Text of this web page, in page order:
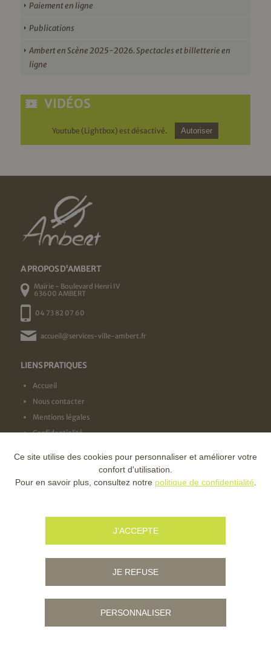
Paiement en ligne
Publications
Ambert en Scène 2025-2026. Spectacles et billetterie en
ligne
VIDÉOS
Youtube (Lightbox) est désactivé. Autoriser
A PROPOS D'AMBERT
Mairie - Boulevard Henri IV
63600 AMBERT
04 73 82 07 60
accueil@services-ville-ambert.fr
LIENS PRATIQUES
Accueil
Nous contacter
Mentions légales
Confidentialité
NOS LABELS
Ce site utilise des cookies pour personnaliser et améliorer votre
confort d'utilisation.
Pour en savoir plus, consultez notre politique de confidentialité
J'ACCEPTE
JE REFUSE
PERSONNALISER